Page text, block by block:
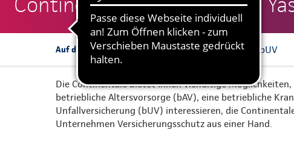
Auf dieser Seite: bAV bKV bUV
Die Continentale bietet Ihnen vielfältige
betriebliche Altersvorsorge (bAV), eine betriebliche
Unfallversicherung (bUV) interessieren, die
Unternehmen Versicherungsschutz aus einer Hand.